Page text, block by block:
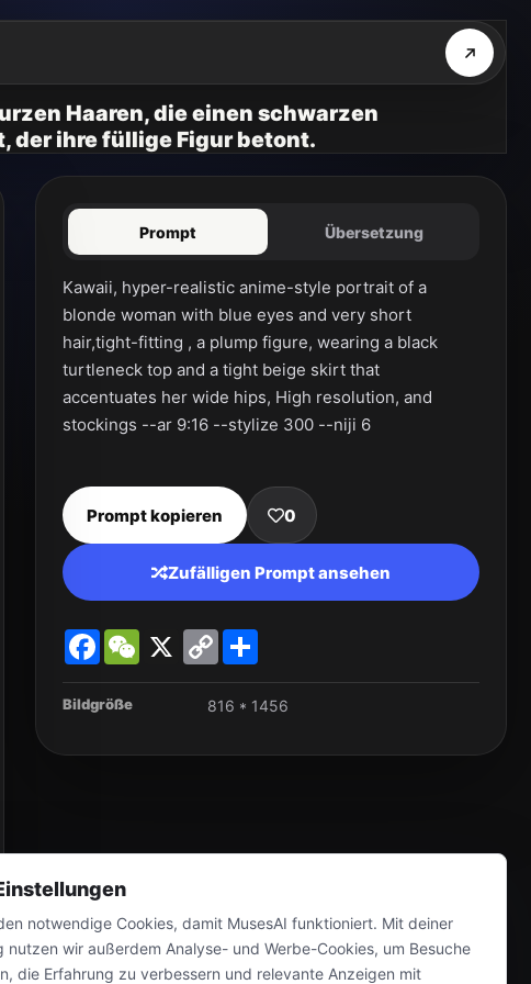
Haaren, die einen schwarzen
der ihre füllige Figur betont.
Prompt Übersetzung
Kawaii, hyper-realistic anime-style portrait of a
blonde woman with blue eyes and very short
hair,tight-fitting , a plump figure, wearing a black
turtleneck top and a tight beige skirt that
accentuates her wide hips, High resolution, and
stockings --ar 9:16 --stylize 300 --niji 6
Prompt kopieren 0
Zufälligen Prompt ansehen
FacebookWeChat
X
Copy
Link
Bildgröße 816 * 1456
notwendige Cookies, damit MusesAI funktioniert. Mit deiner
nutzen wir außerdem Analyse- und Werbe-Cookies, um Besuche
die Erfahrung zu verbessern und relevante Anzeigen mit